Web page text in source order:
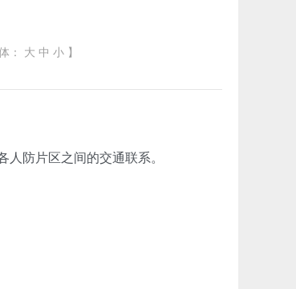
： 大 中 小 】
防片区之间的交通联系。